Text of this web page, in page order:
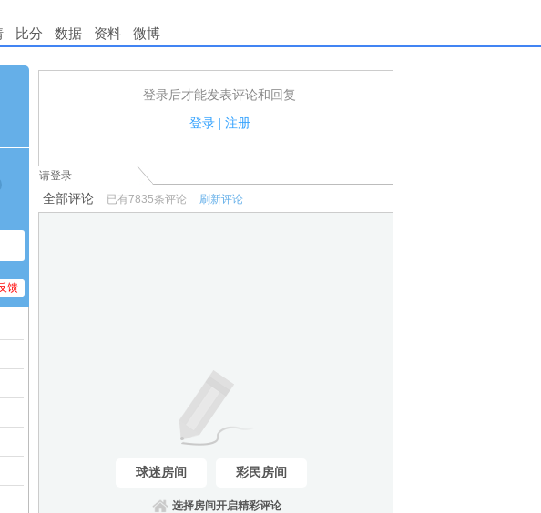
比分 数据 资料 微博
馈
登录后才能发表评论和回复
登录| 注册
1.电脑端新用户可以发表评论了！
请登录
全部评论 已有7835条评论 刷新评论
球迷房间 彩民房间
选择房间开启精彩评论